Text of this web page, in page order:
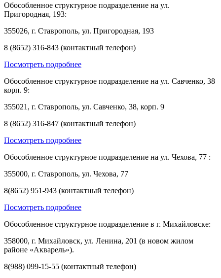
Обособленное структурное подразделение на ул.
Пригородная, 193:
355026, г. Ставрополь, ул. Пригородная, 193
8 (8652) 316-843 (контактный телефон)
Посмотреть подробнее
Обособленное структурное подразделение на ул. Савченко, 38
корп. 9:
355021, г. Ставрополь, ул. Савченко, 38, корп. 9
8 (8652) 316-847 (контактный телефон)
Посмотреть подробнее
Обособленное структурное подразделение на ул. Чехова, 77 :
355000, г. Ставрополь, ул. Чехова, 77
8(8652) 951-943 (контактный телефон)
Посмотреть подробнее
Обособленное структурное подразделение в г. Михайловске:
358000, г. Михайловск, ул. Ленина, 201 (в новом жилом
районе «Акварель»).
8(988) 099-15-55 (контактный телефон)